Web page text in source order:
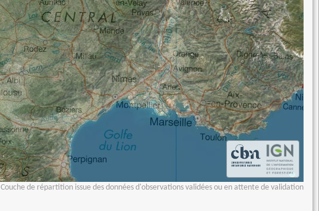
Couche de répartition issue des données d'observations validées ou en attente de validation